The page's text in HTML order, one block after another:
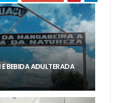
BEBIDA ADULTERADA